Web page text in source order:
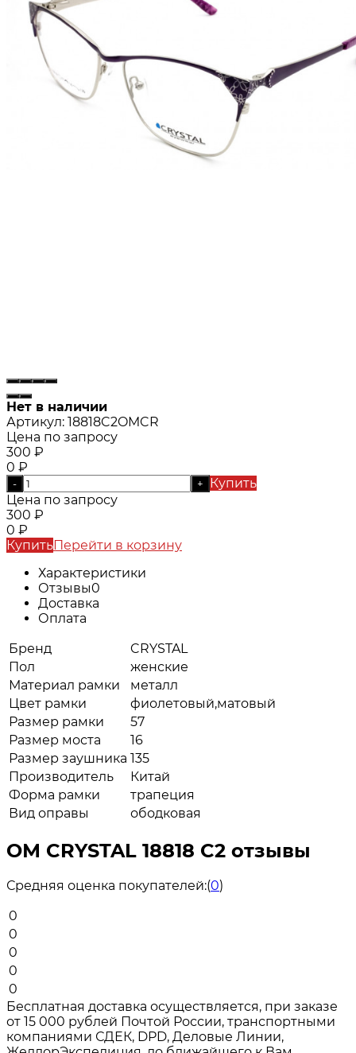
Нет в наличии
Артикул: 18818C2OMCR
Цена по запросу
300 ₽
0 ₽
- +
Купить
Цена по запросу
300 ₽
0 ₽
КупитьПерейти в корзину
Характеристики
Отзывы0
Доставка
Оплата
Бренд
CRYSTAL
Пол
женские
Материал рамки
металл
Цвет рамки
фиолетовый,матовый
Размер рамки
57
Размер моста
16
Размер заушника 135
Производитель
Китай
Форма рамки
трапеция
Вид оправы
ободковая
ОМ CRYSTAL 18818 C2 отзывы
Средняя оценка покупателей:(0)
0
0
0
0
0
Бесплатная доставка осуществляется, при заказе
от 15 000 рублей Почтой России, транспортными
компаниями СДЕК, DPD, Деловые Линии,